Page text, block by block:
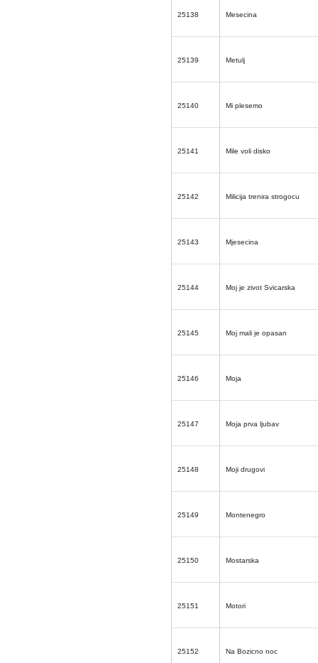
25138 Mesecina
25139 Metulj
25140 Mi plesemo
25141 Mile voli disko
25142 Milicija trenira strogocu
25143 Mjesecina
25144 Moj je zivot Svicarska
25145 Moj mali je opasan
25146 Moja
25147 Moja prva ljubav
25148 Moji drugovi
25149 Montenegro
25150 Mostarska
25151 Motori
25152 Na Bozicno noc